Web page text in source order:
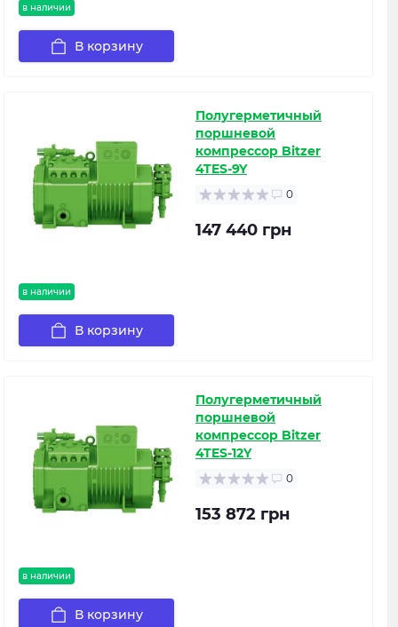
в наличии
В корзину
в наличии
Полугерметичный
поршневой
компрессор Bitzer
4TES-9Y
0
147 440 грн
В корзину
в наличии
Полугерметичный
поршневой
компрессор Bitzer
4TES-12Y
0
153 872 грн
В корзину